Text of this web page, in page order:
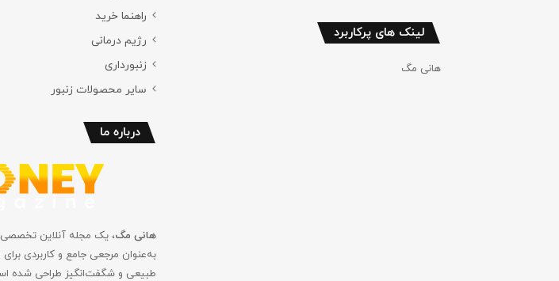
لینک های پرکاربرد
هانی مگ
راهنما خرید
رژیم درمانی
زنبورداری
سایر محصولات زنبور
درباره ما
هانی مگ، یک مجله آنلاین
به‌عنوان مرجعی جامع و کاربردی برای
طبیعی و شگفت‌انگیز طراحی شده